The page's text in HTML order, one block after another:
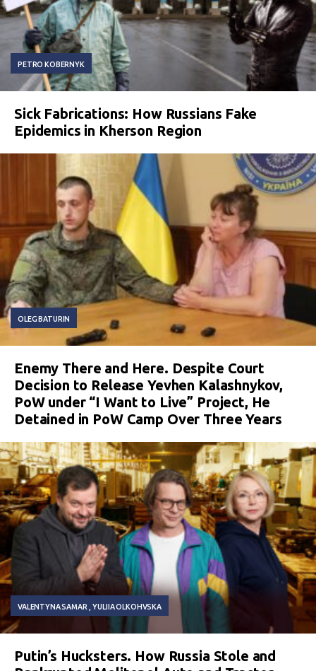
PETRO KOBERNYK
Sick Fabrications: How Russians Fake
Epidemics in Kherson Region
OLEG BATURIN
Enemy There and Here. Despite Court
Decision to Release Yevhen Kalashnykov,
PoW under “I Want to Live” Project, He
Detained in PoW Camp Over Three Years
VALENTYNA SAMAR YULIIA OLKOHVSKA
Putin’s Hucksters. How Russia Stole and